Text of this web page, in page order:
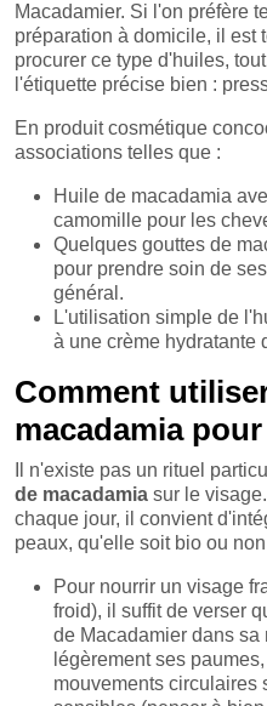
Macadamier. Si l'on préfère
préparation à domicile, il est
procurer ce type d'huiles,
l'étiquette précise bien :
En produit cosmétique
associations telles que :
Huile de macadamia
camomille pour les
Quelques gouttes de
pour prendre soin de
général.
L'utilisation simple de
à une crème hydratante
Comment
macadamia
Il n'existe pas un rituel
de macadamia sur le
chaque jour, il convient
peaux, qu'elle soit bio ou non
Pour nourrir un visage
froid), il suffit de verser
de Macadamier dans sa
légèrement ses
mouvements circulaires